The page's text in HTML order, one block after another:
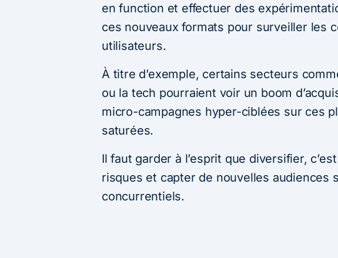
en function et effectuer des
ces nouveaux formats pour surveiller les
utilisateurs.
À titre d’exemple, certains secteurs
ou la tech pourraient voir un boom
micro-campagnes hyper-ciblées sur ces
saturées.
Il faut garder à l’esprit que diversifier,
risques et capter de nouvelles audiences
concurrentiels.